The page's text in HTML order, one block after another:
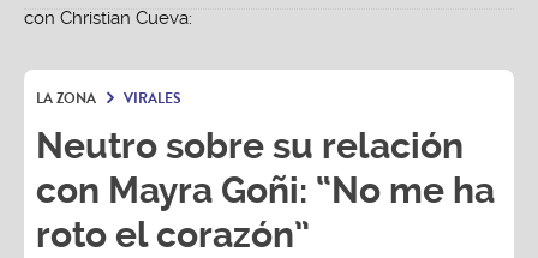
LA ZONA VIRALES
Neutro sobre su relación
con Mayra Goñi: “No me ha
roto el corazón”